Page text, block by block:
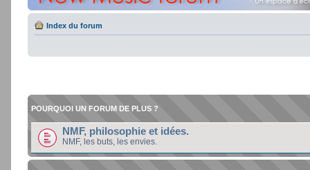
Index du forum
POURQUOI UN FORUM DE PLUS ?
NMF, philosophie et idées.
NMF, les buts, les envies.